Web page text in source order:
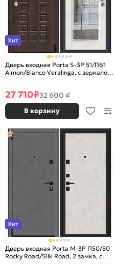
Хит
Дверь входная Porta S-3P 51/П61
Almon/Bianco Veralinga, с зеркалом,
27 710₽32 600 ₽
В корзину
Хит
Дверь входная Porta M-3P П50/50
Rocky Road/Silk Road, 2 замка, с